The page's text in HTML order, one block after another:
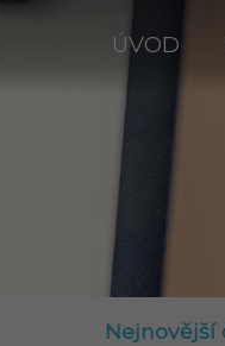
ÚVOD
Nejnovější